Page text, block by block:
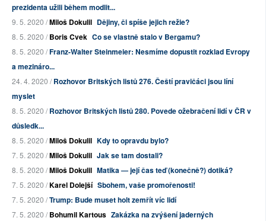
prezidenta užili během modlit...
9. 5. 2020 /Miloš Dokulil Dějiny, či spíše jejich režie?
8. 5. 2020 /Boris Cvek Co se vlastně stalo v Bergamu?
8. 5. 2020 /Franz-Walter Steinmeier: Nesmíme dopustit rozklad Evropy
a mezináro...
24. 4. 2020 /Rozhovor Britských listů 276. Čeští pravičáci jsou líní
myslet
8. 5. 2020 /Rozhovor Britských listů 280. Povede ožebračení lidí v ČR v
důsledk...
8. 5. 2020 /Miloš Dokulil Kdy to opravdu bylo?
7. 5. 2020 /Miloš Dokulil Jak se tam dostali?
8. 5. 2020 /Miloš Dokulil Matika — její čas teď (konečně?) dotiká?
7. 5. 2020 /Karel Dolejší Sbohem, vaše promořenosti!
7. 5. 2020 /Trump: Bude muset holt zemřít víc lidí
7. 5. 2020 /Bohumil Kartous Zakázka na zvýšení jaderných